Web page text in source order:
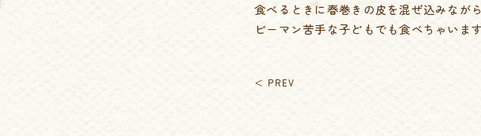
食べるときに春巻きの皮を混ぜ込みなが
ピーマン苦手な子どもでも食べちゃいます
＜ PREV